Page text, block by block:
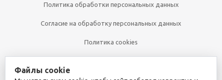
Политика обработки персональных данных
Согласие на обработку персональных данных
Политика cookies
Файлы cookie